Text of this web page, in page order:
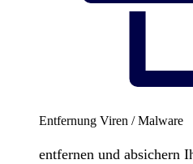
Entfernung Viren / Malware
entfernen und absichern